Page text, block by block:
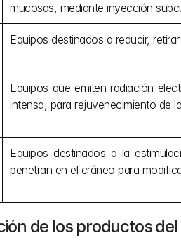
mucosas, mediante inyección
Equipos destinados a reducir,
Equipos que emiten radiación
intensa, para rejuvenecimiento de
Equipos destinados a la
penetran en el cráneo para
de los productos del